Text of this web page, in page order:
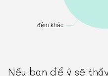
Nếu bạn để ý sẽ